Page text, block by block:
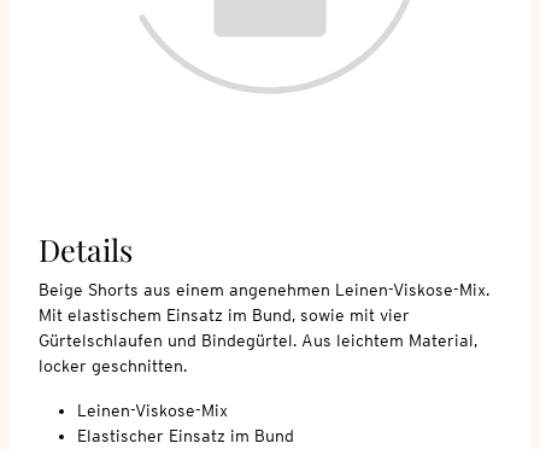
Details
Beige Shorts aus einem angenehmen Leinen-Viskose-Mix.
Mit elastischem Einsatz im Bund, sowie mit vier
Gürtelschlaufen und Bindegürtel. Aus leichtem Material,
locker geschnitten.
Leinen-Viskose-Mix
Elastischer Einsatz im Bund